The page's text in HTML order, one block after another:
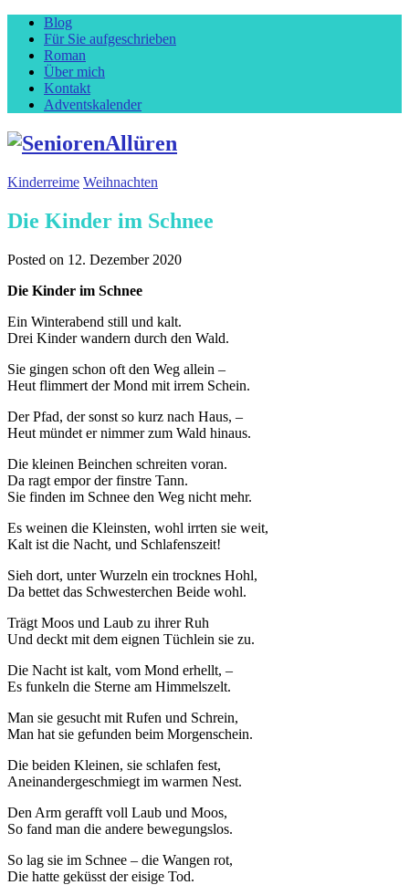
Blog
Für Sie aufgeschrieben
Roman
Über mich
Kontakt
Adventskalender
Kinderreime Weihnachten
Die Kinder im Schnee
Posted on 12. Dezember 2020
Die Kinder im Schnee
Ein Winterabend still und kalt.
Drei Kinder wandern durch den Wald.
Sie gingen schon oft den Weg allein –
Heut flimmert der Mond mit irrem Schein.
Der Pfad, der sonst so kurz nach Haus, –
Heut mündet er nimmer zum Wald hinaus.
Die kleinen Beinchen schreiten voran.
Da ragt empor der finstre Tann.
Sie finden im Schnee den Weg nicht mehr.
Es weinen die Kleinsten, wohl irrten sie weit,
Kalt ist die Nacht, und Schlafenszeit!
Sieh dort, unter Wurzeln ein trocknes Hohl,
Da bettet das Schwesterchen Beide wohl.
Trägt Moos und Laub zu ihrer Ruh
Und deckt mit dem eignen Tüchlein sie zu.
Die Nacht ist kalt, vom Mond erhellt, –
Es funkeln die Sterne am Himmelszelt.
Man sie gesucht mit Rufen und Schrein,
Man hat sie gefunden beim Morgenschein.
Die beiden Kleinen, sie schlafen fest,
Aneinandergeschmiegt im warmen Nest.
Den Arm gerafft voll Laub und Moos,
So fand man die andere bewegungslos.
So lag sie im Schnee – die Wangen rot,
Die hatte geküsst der eisige Tod.